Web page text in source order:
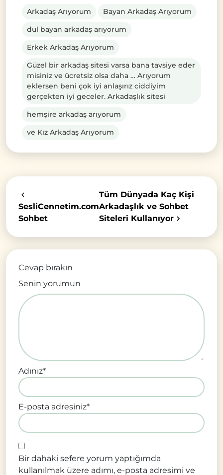
Arkadaş Arıyorum
Bayan Arkadaş Arıyorum
dul bayan arkadaş arıyorum
Erkek Arkadaş Arıyorum
Güzel bir arkadaş sitesi varsa bana tavsiye eder
misiniz ve ücretsiz olsa daha … Arıyorum
eklersen beni çok iyi anlaşırız ciddiyim
gerçekten iyi geceler. Arkadaşlık sitesi
hemşire arkadaş arıyorum
ve Kız Arkadaş Arıyorum
SesliCennetim.com
Sohbet
Tüm Dünyada Kaç Kişi
Arkadaşlık ve Sohbet
Siteleri Kullanıyor
Cevap bırakın
Senin yorumun
Adınız*
E-posta adresiniz*
Bir dahaki sefere yorum yaptığımda
kullanılmak üzere adımı, e-posta adresimi ve